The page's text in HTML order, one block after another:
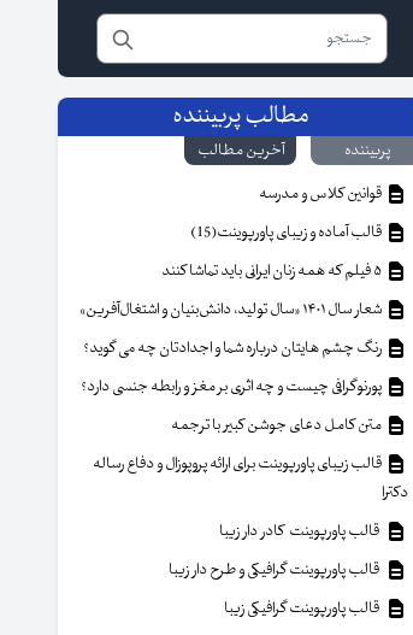
مطالب پربیننده
پربیننده
آخرین مطالب
قوانین کلاس و مدرسه
قالب آماده و زیبای پاورپوینت(15)
شعار سال ۱۴۰۱ «سال تولید، دانش‌بنیان و اشتغال‌آفرین»
رنگ چشم هایتان درباره شما و اجدادتان چه می گوید؟
پورنوگرافی چیست و چه اثری بر مغز و رابطه جنسی دارد؟
متن کامل دعای جوشن کبیر با ترجمه
قالب زیبای پاورپوینت برای ارائه پروپوزال و دفاع رساله
دکترا
قالب پاورپوینت کادر دار زیبا
قالب پاورپوینت گرافیکی و طرح دار زیبا
قالب پاورپوینت گرافیکی زیبا